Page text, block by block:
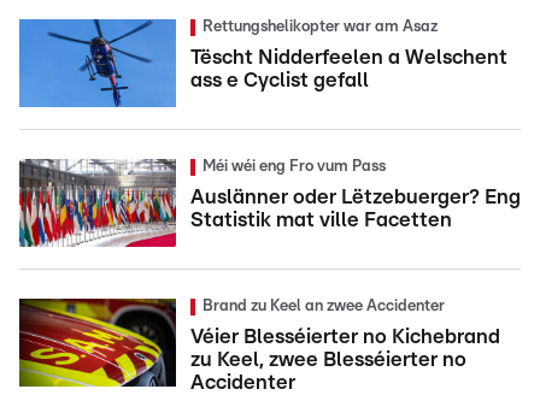
Rettungshelikopter war am Asaz
Tëscht Nidderfeelen a Welschent
ass e Cyclist gefall
Méi wéi eng Fro vum Pass
Auslänner oder Lëtzebuerger? Eng
Statistik mat ville Facetten
Brand zu Keel an zwee Accidenter
Véier Blesséierter no Kichebrand
zu Keel, zwee Blesséierter no
Accidenter